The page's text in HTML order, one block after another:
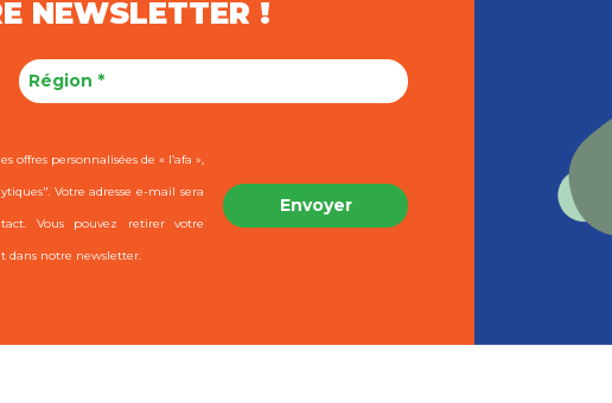
NEWSLETTER !
offres personnalisées de « l’afa »,
Votre adresse e-mail sera
Vous pouvez retirer votre
dans notre newsletter.